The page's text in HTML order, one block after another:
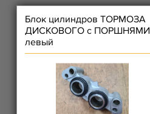
Блок цилиндров ТОРМОЗА
ДИСКОВОГО с ПОРШНЯМИ
левый